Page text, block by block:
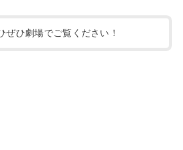
ぜひ劇場でご覧ください！